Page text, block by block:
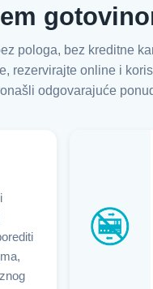
pologa, bez kreditne
online i
odgovarajuće